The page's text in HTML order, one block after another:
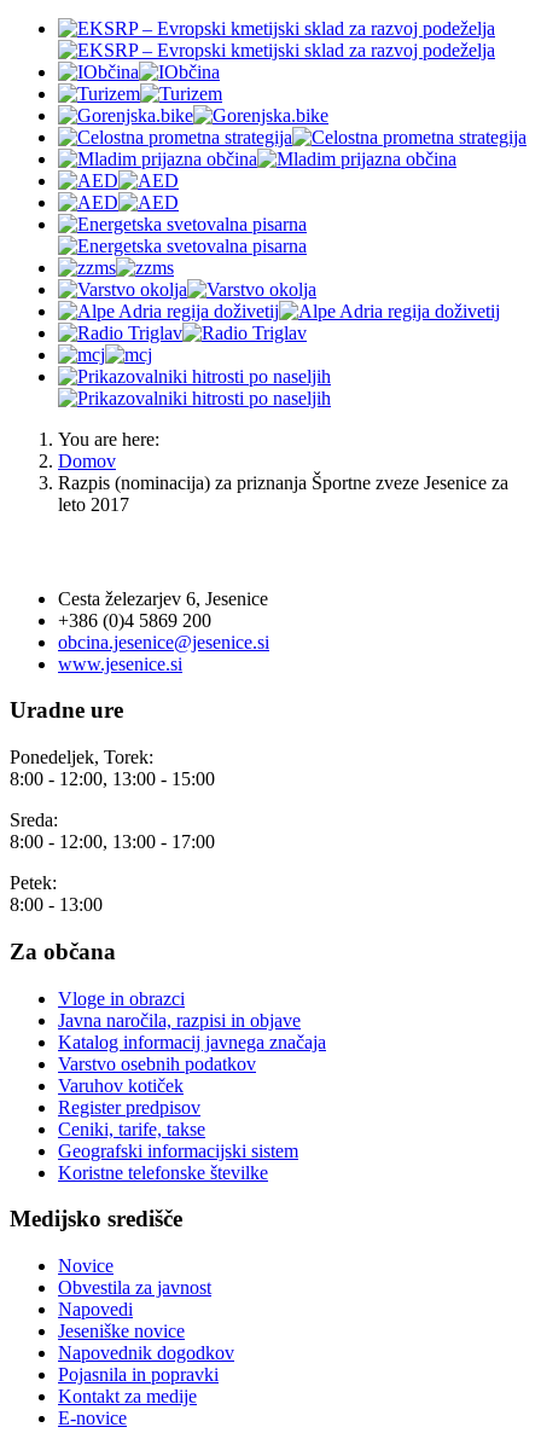
You are here:
Domov
Razpis (nominacija) za priznanja Športne zveze Jesenice za
leto 2017
Cesta železarjev 6, Jesenice
+386 (0)4 5869 200
obcina.jesenice@jesenice.si
www.jesenice.si
Uradne ure
Ponedeljek, Torek:
8:00 - 12:00, 13:00 - 15:00
Sreda:
8:00 - 12:00, 13:00 - 17:00
Petek:
8:00 - 13:00
Za občana
Vloge in obrazci
Javna naročila, razpisi in objave
Katalog informacij javnega značaja
Varstvo osebnih podatkov
Varuhov kotiček
Register predpisov
Ceniki, tarife, takse
Geografski informacijski sistem
Koristne telefonske številke
Medijsko središče
Novice
Obvestila za javnost
Napovedi
Jeseniške novice
Napovednik dogodkov
Pojasnila in popravki
Kontakt za medije
E-novice